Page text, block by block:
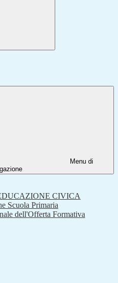
Menu di
CIVICA
Scuola Primaria
dell'Offerta Formativa